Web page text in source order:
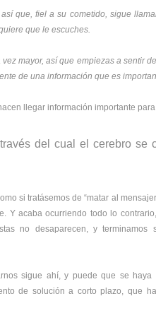
que, fiel a su cometido, sigue
que le escuches.
mayor, así que empiezas a sentir
de una información que es
llegar información importante
del cual el cerebro se
si tratásemos de “matar al
Y acaba ocurriendo todo lo
no desaparecen, y terminamos
sigue ahí, y puede que se haya
de solución a corto plazo, que